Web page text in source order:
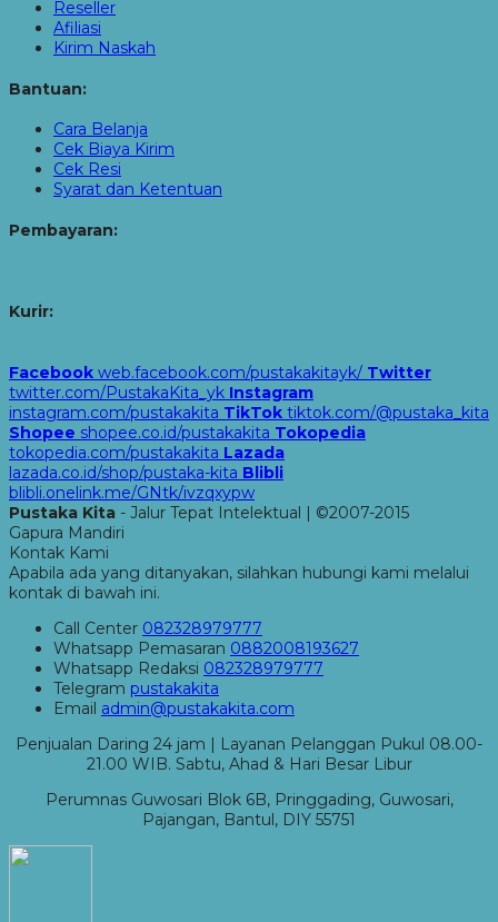
Reseller
Afiliasi
Kirim Naskah
Bantuan:
Cara Belanja
Cek Biaya Kirim
Cek Resi
Syarat dan Ketentuan
Pembayaran:
Kurir:
Facebook web.facebook.com/pustakakitayk/ Twitter
twitter.com/PustakaKita_yk Instagram
instagram.com/pustakakita TikTok tiktok.com/@pustaka_kita
Shopee shopee.co.id/pustakakita Tokopedia
tokopedia.com/pustakakita Lazada
lazada.co.id/shop/pustaka-kita Blibli
blibli.onelink.me/GNtk/ivzqxypw
Pustaka Kita - Jalur Tepat Intelektual | ©2007-2015
Gapura Mandiri
Kontak Kami
Apabila ada yang ditanyakan, silahkan hubungi kami melalui
kontak di bawah ini.
Call Center 082328979777
Whatsapp Pemasaran 0882008193627
Whatsapp Redaksi 082328979777
Telegram pustakakita
Email admin@pustakakita.com
Penjualan Daring 24 jam | Layanan Pelanggan Pukul 08.00-
21.00 WIB. Sabtu, Ahad & Hari Besar Libur
Perumnas Guwosari Blok 6B, Pringgading, Guwosari,
Pajangan, Bantul, DIY 55751